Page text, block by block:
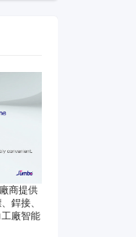
商提供
銲接、
廠智能